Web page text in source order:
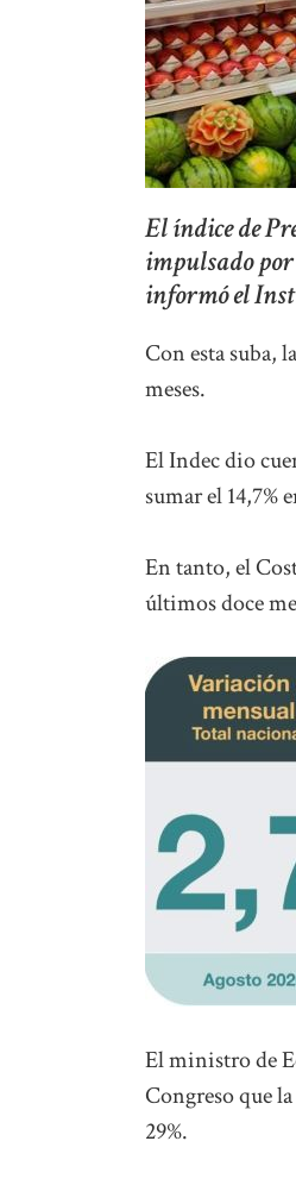
El índice de
impulsado
informó el
Con esta suba,
meses.
El Indec dio
sumar el 14,7%
En tanto, el
últimos doce
El ministro de
Congreso que
29%.